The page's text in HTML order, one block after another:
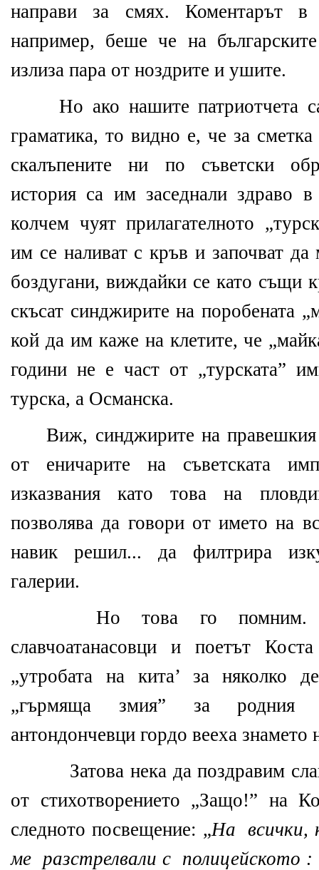
направи за смях. Коментарът в
например, беше че на
излиза пара от ноздрите и ушите.
Но ако нашите патриотчета
граматика, то видно е, че за
скалъпените ни по съветски
история са им заседнали здраво в
колчем чуят прилагателното
им се наливат с кръв и започват
боздугани, виждайки се като същи
скъсат синджирите на поробената
кой да им каже на клетите, че
години не е част от „турската”
турска, а Османска.
Виж, синджирите на правешкия
от еничарите на съветската
изказвания като това на
позволява да говори от името на
навик решил... да филтрира
галерии.
Но това го помним.
славчоатанасовци и поетът
„утробата на кита’ за няколко
„гърмяща змия” за родния
антондончевци гордо вееха знамето
Затова нека да поздравим
от стихотворението „Защо!” на
следното посвещение: „На всички,
ме разстрелвали с